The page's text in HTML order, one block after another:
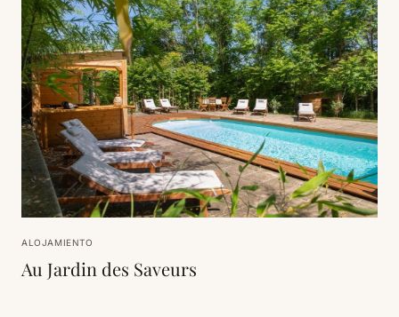
ALOJAMIENTO
Au Jardin des Saveurs